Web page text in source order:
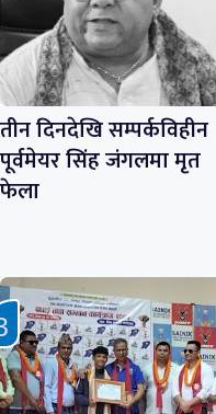
तीन दिनदेखि सम्पर्कविहीन
पूर्वमेयर सिंह जंगलमा मृत
फेला